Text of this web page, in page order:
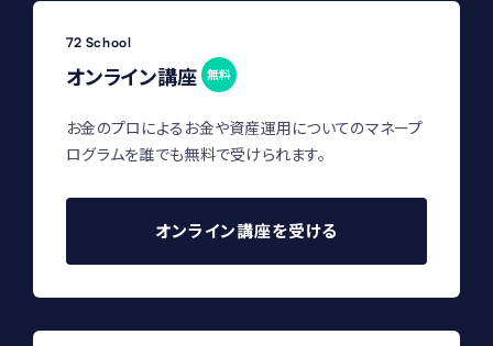
72 School
オンライン講座 無料
お金のプロによるお金や資産運用についてのマネープ
ログラムを誰でも無料で受けられます。
オンライン講座を受ける